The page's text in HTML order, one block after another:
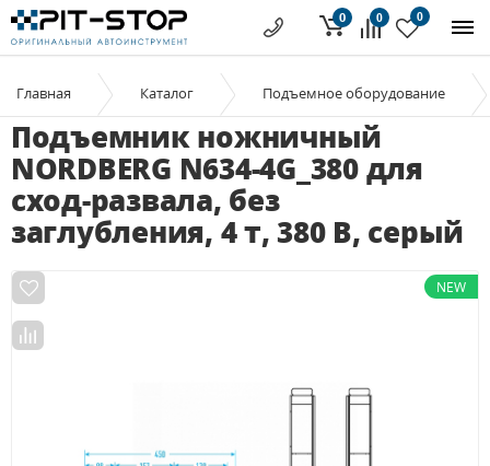
0 0
0
Главная Каталог Подъемное оборудование
Подъемник ножничный
NORDBERG N634-4G_380 для
сход-развала, без
заглубления, 4 т, 380 В, серый
NEW